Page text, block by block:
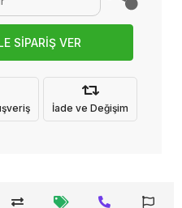
SİPARİŞ VER
İade ve Değişim